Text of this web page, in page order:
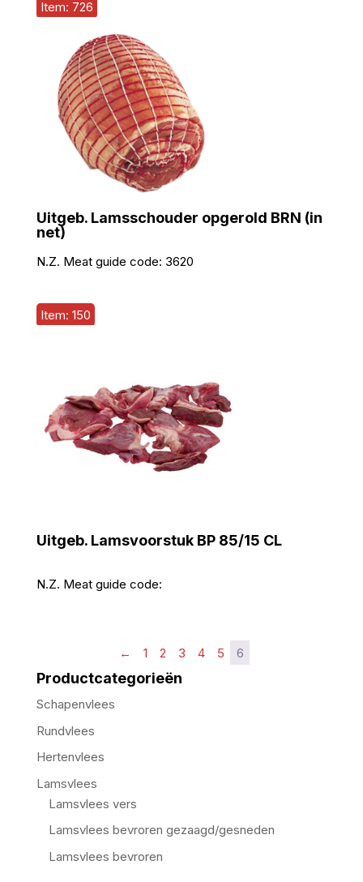
Item: 726
Uitgeb. Lamsschouder opgerold BRN (in
net)
N.Z. Meat guide code: 3620
Item: 150
Uitgeb. Lamsvoorstuk BP 85/15 CL
N.Z. Meat guide code:
← 1 2 3 4 5 6
Productcategorieën
Schapenvlees
Rundvlees
Hertenvlees
Lamsvlees
Lamsvlees vers
Lamsvlees bevroren gezaagd/gesneden
Lamsvlees bevroren